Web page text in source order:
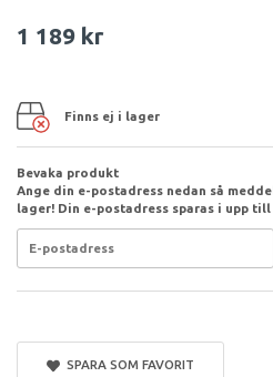
1 189 kr
Finns ej i lager
Bevaka produkt
Ange din e-postadress nedan så
lager! Din e-postadress sparas i upp till
SPARA SOM FAVORIT